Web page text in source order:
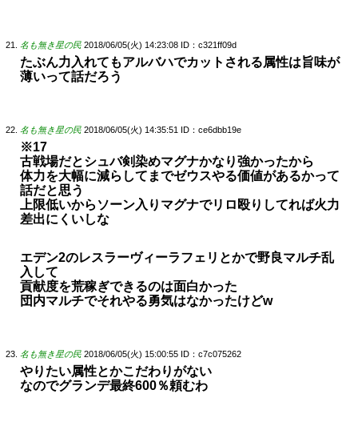
名も無き星の民 2018/06/05(火) 14:23:08 ID：c321ff09d
たぶん力入れてもアルバハでカットされる属性は旨味が
薄いって話だろう
名も無き星の民 2018/06/05(火) 14:35:51 ID：ce6dbb19e
※17
古戦場だとシュバ剣染めマグナかなり強かったから
体力を大幅に減らしてまでゼウスやる価値があるかって
話だと思う
上限低いからソーン入りマグナでリロ殴りしてれば火力
差出にくいしな
エデン2のレスラーヴィーラフェリとかで野良マルチ乱
入して
貢献度を荒稼ぎできるのは面白かった
団内マルチでそれやる勇気はなかったけどw
名も無き星の民 2018/06/05(火) 15:00:55 ID：c7c075262
やりたい属性とかこだわりがない
なのでグランデ最終600％頼むわ